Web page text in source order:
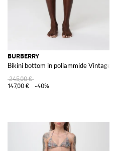
BURBERRY
Bikini bottom in poliammide Vintage
245,00 €
147,00 €
-40%